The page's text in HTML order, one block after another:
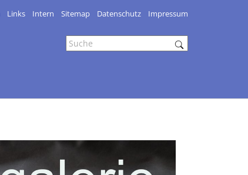
Links Intern Sitemap Datenschutz Impressum